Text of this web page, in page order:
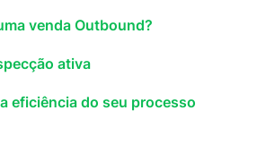
venda Outbound?
ativa
eficiência do seu processo